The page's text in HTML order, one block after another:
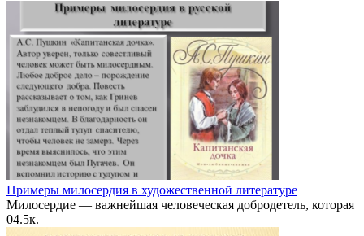
Примеры милосердия в художественной литературе
Милосердие — важнейшая человеческая добродетель, которая
04.5к.